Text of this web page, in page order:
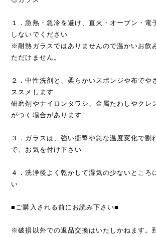
１．急熱・急冷を避け、直火・オーブン・電
しないでください
※耐熱ガラスではありませんので温かいお飲
ただけません。
２．中性洗剤と、柔らかいスポンジや布でや
ススメします
研磨剤やナイロンタワシ、金属たわしやクレ
がつく場合があります
３．ガラスは、強い衝撃や急な温度変化で割
で、お気を付け下さい
４．洗浄後よく乾かして湿気の少ないところ
い
■ご購入される前にお読み下さい■
※破損以外での返品交換はいたしかねます。